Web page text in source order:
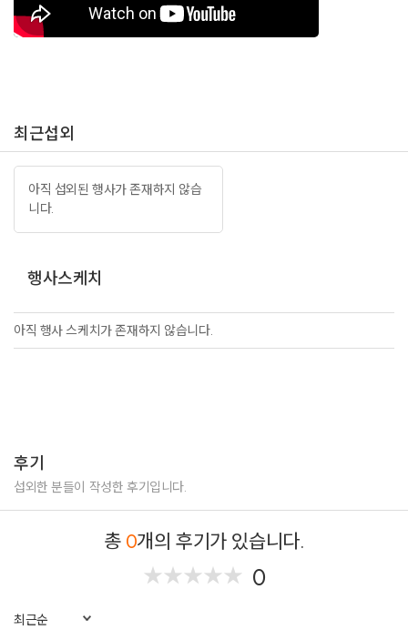
최근섭외
아직 섭외된 행사가 존재하지 않습
니다.
행사스케치
아직 행사 스케치가 존재하지 않습니다.
후기
섭외한 분들이 작성한 후기입니다.
총 0개의 후기가 있습니다.
★★★★★
★★★★★ 0
최근순